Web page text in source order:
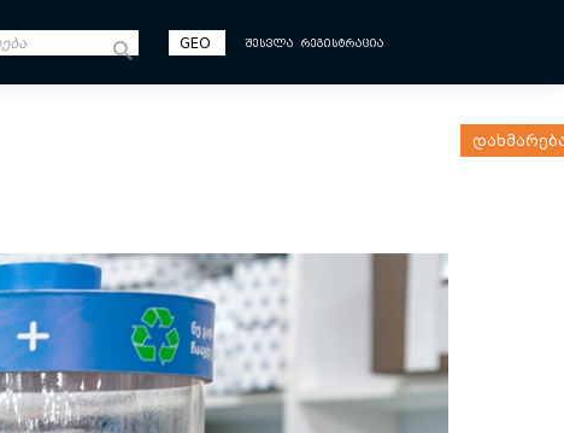
GEO ᲨᲔᲡᲕᲚᲐ ᲠᲔᲒᲘᲡᲢᲠᲐᲪᲘᲐ